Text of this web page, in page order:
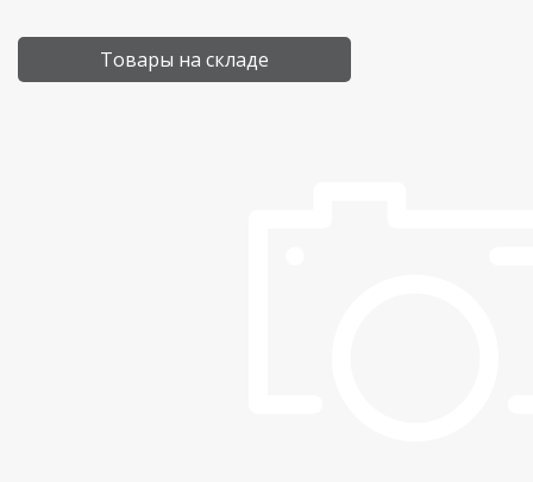
Товары на складе